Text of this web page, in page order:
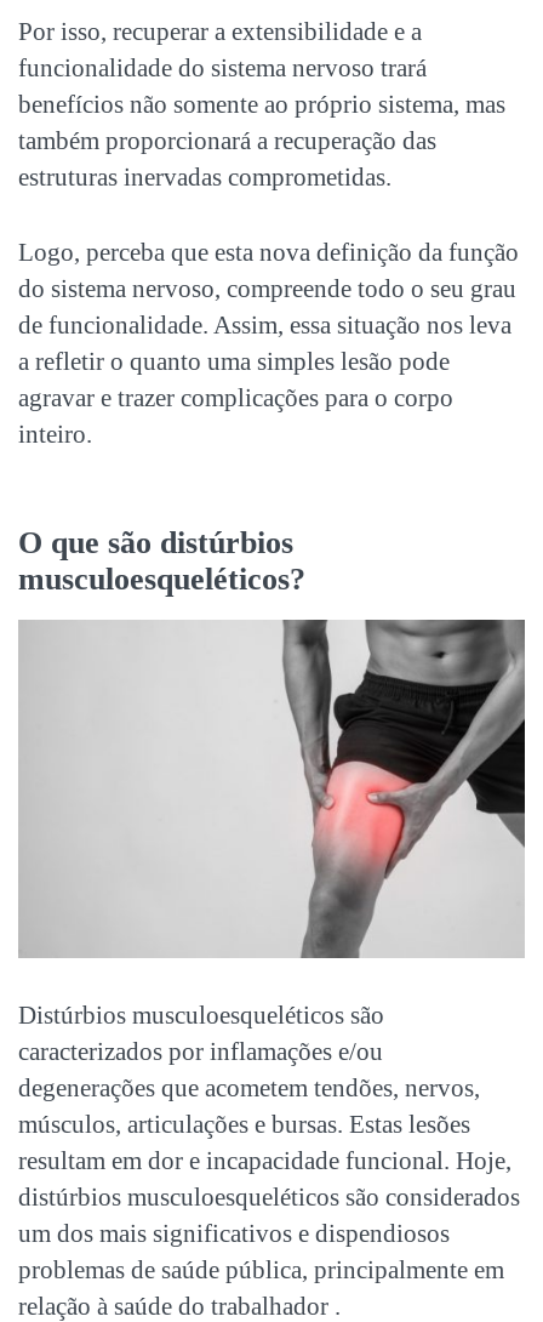
Por isso, recuperar a extensibilidade e a
funcionalidade do sistema nervoso trará
benefícios não somente ao próprio sistema, mas
também proporcionará a recuperação das
estruturas inervadas comprometidas.
Logo, perceba que esta nova definição da função
do sistema nervoso, compreende todo o seu grau
de funcionalidade. Assim, essa situação nos leva
a refletir o quanto uma simples lesão pode
agravar e trazer complicações para o corpo
inteiro.
O que são distúrbios
musculoesqueléticos?
Distúrbios musculoesqueléticos são
caracterizados por inflamações e/ou
degenerações que acometem tendões, nervos,
músculos, articulações e bursas. Estas lesões
resultam em dor e incapacidade funcional. Hoje,
distúrbios musculoesqueléticos são considerados
um dos mais significativos e dispendiosos
problemas de saúde pública, principalmente em
relação à saúde do trabalhador .